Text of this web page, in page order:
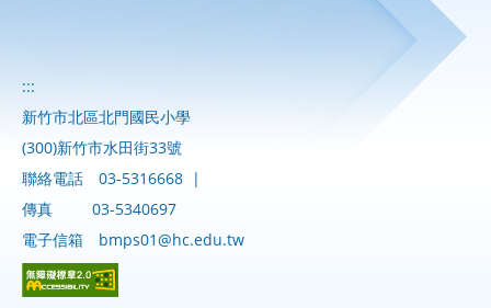
:::
新竹市北區北門國民小學
(300)新竹市水田街33號
聯絡電話
03-5316668 |
傳真
03-5340697
電子信箱
bmps01@hc.edu.tw